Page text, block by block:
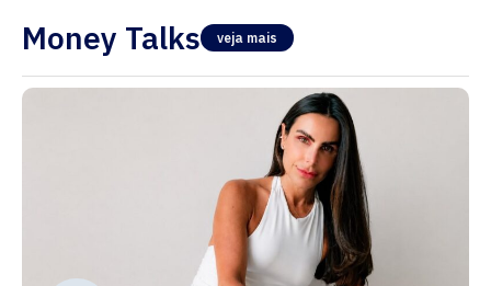
Money Talks veja mais